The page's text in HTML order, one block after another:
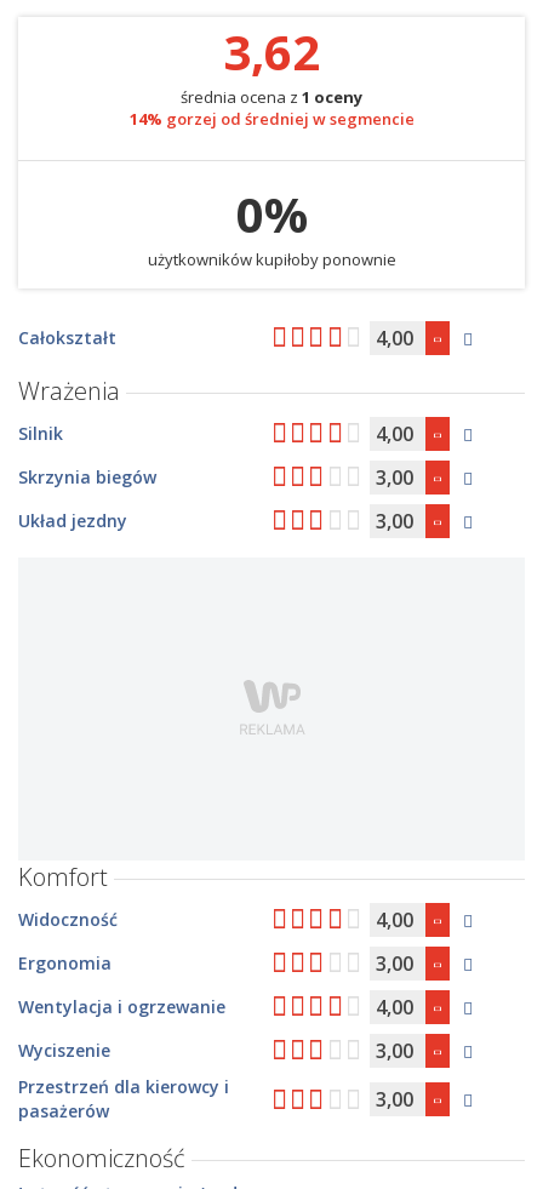
3,62
średnia ocena z 1 oceny
14% gorzej od średniej w segmencie
0%
użytkowników kupiłoby ponownie
Całokształt 4,00
Wrażenia
Silnik 4,00
Skrzynia biegów 3,00
Układ jezdny 3,00
Komfort
Widoczność 4,00
Ergonomia 3,00
Wentylacja i ogrzewanie 4,00
Wyciszenie 3,00
Przestrzeń dla kierowcy i
pasażerów
3,00
Ekonomiczność